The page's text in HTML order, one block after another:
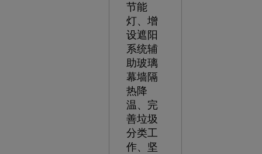
节能
灯、增
设遮阳
系统辅
助玻璃
幕墙隔
热降
温、完
善垃圾
分类工
作、坚